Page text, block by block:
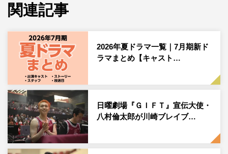
ーリーで脚本は金沢知樹が担当する。
共演となり、TBSドラマへの出演は、自身初となる政治家
役を務めた『笑うマトリョーシカ』（2024年）以来、約2
年ぶり。
櫻井が演じるのは、日本車いすラグビー協会の理事長・柳
原俊二。堤演じる伍鉄と柳原の緊迫感のあるシーンに期待
が高まる。
櫻井は東京2020パラリンピックのNHKのスペシャルナビ
関連記事
2026年夏ドラマ一覧｜7月期新ド
ラマまとめ【キャスト…
日曜劇場『ＧＩＦＴ』宣伝大使・
八村倫太郎が川崎ブレイブ…